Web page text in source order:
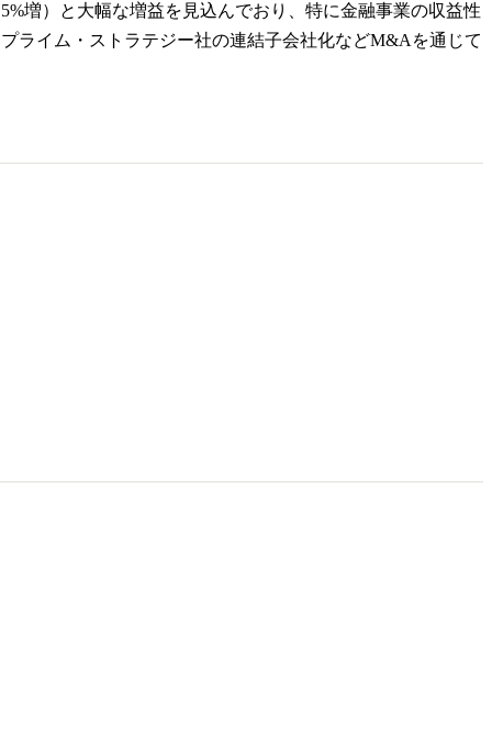
増）と大幅な増益を見込んでおり、特に金融事業の収益性
ライム・ストラテジー社の連結子会社化などM&Aを通じて